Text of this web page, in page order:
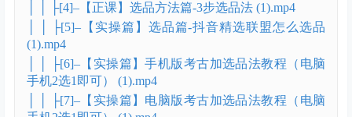
│ │ ├[4]–【正课】选品方法篇-3步选品法 (1).mp4
│ │ ├[5]–【实操篇】选品篇-抖音精选联盟怎么选品
(1).mp4
│ │ ├[6]–【实操篇】手机版考古加选品法教程（电脑
手机2选1即可） (1).mp4
│ │ ├[7]–【实操篇】电脑版考古加选品法教程（电脑